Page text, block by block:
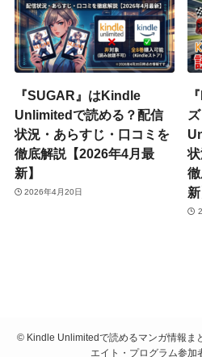
『SUGAR』はKindle
Unlimitedで読める？配信
状況・あらすじ・口コミを
徹底解説【2026年4月最
新】
2026年4月20日
新
© Kindle Unlimitedで読めるマンガ情報ま
エイト・プログラム参